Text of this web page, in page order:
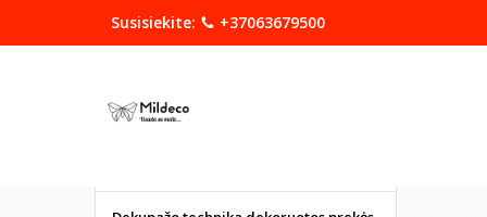
Susisiekite: +37063679500
DOVANOS